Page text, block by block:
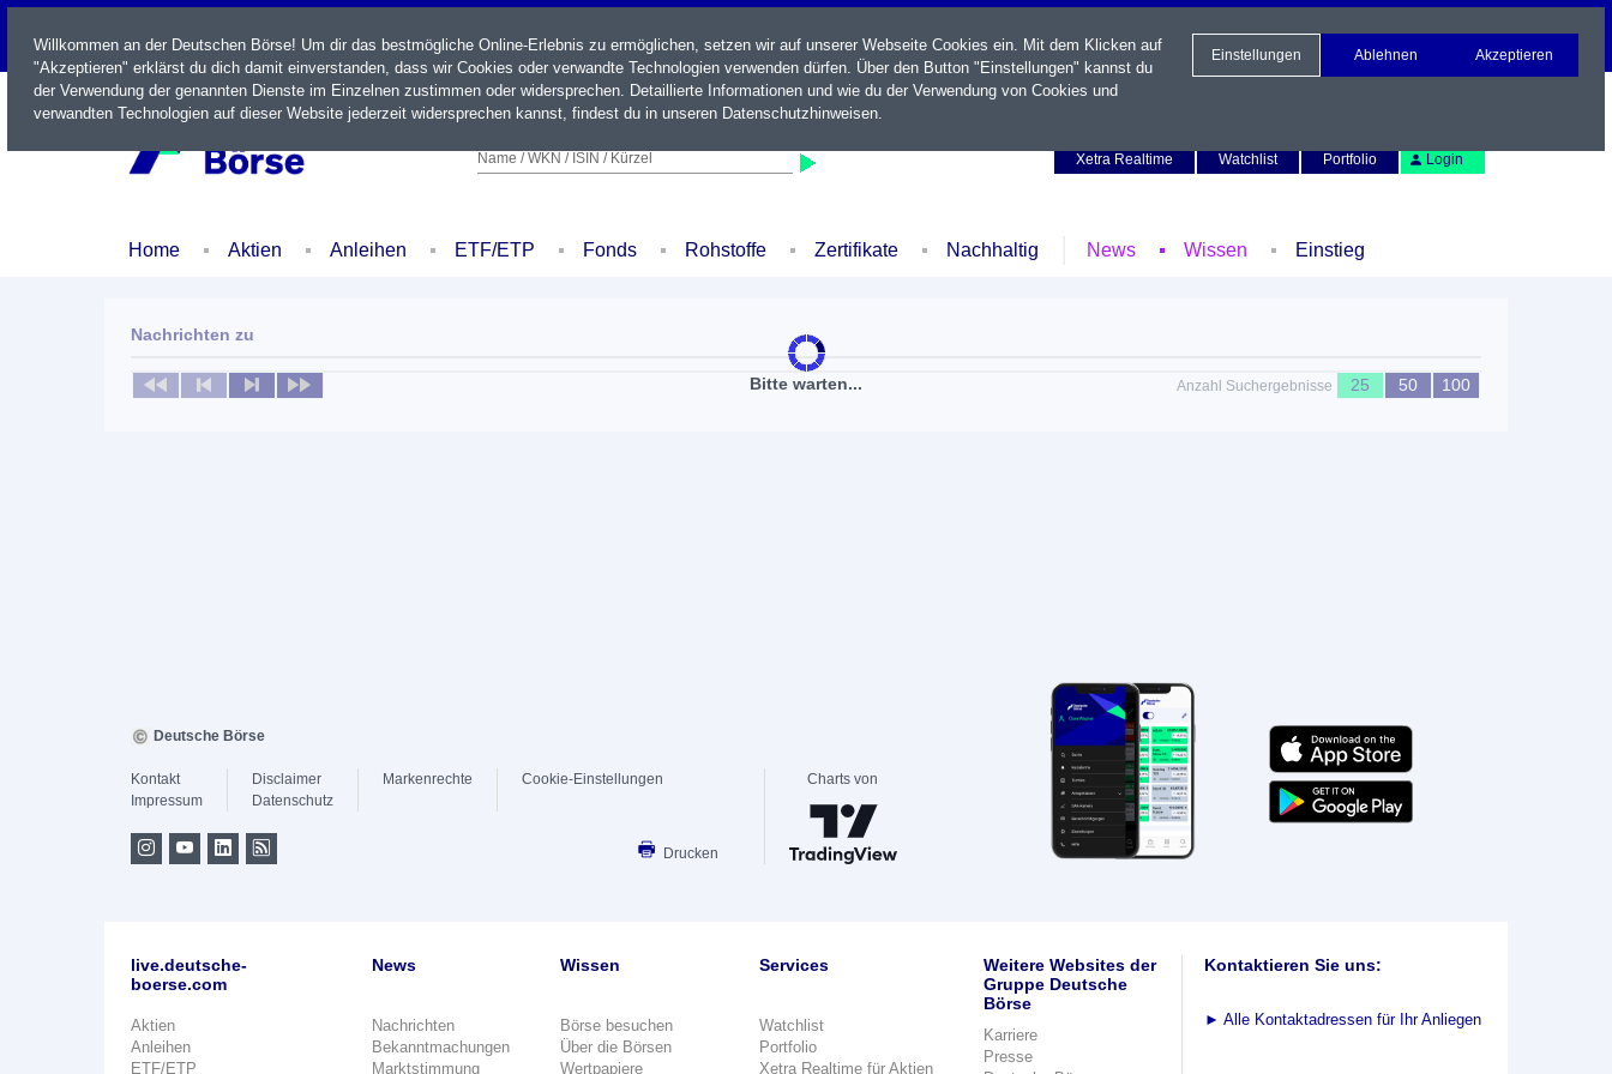
LIVE
Name / WKN / ISIN / Kürzel
Xetra Realtime
Watchlist Portfolio Login
Home Aktien Anleihen ETF/ETP Fonds Rohstoffe Zertifikate Nachhaltig News Wissen Einstieg
Bitte warten...
Nachrichten zu
Keine News verfügbar Anzahl Suchergebnisse 25 50 100
Willkommen an der Deutschen Börse! Um dir das bestmögliche Online-Erlebnis zu ermöglichen, setzen wir auf unserer Webseite Cookies ein. Mit dem Klicken auf
"Akzeptieren" erklärst du dich damit einverstanden, dass wir Cookies oder verwandte Technologien verwenden dürfen. Über den Button "Einstellungen" kannst du
der Verwendung der genannten Dienste im Einzelnen zustimmen oder widersprechen. Detaillierte Informationen und wie du der Verwendung von Cookies und
verwandten Technologien auf dieser Website jederzeit widersprechen kannst, findest du in unseren Datenschutzhinweisen.
Einstellungen Ablehnen Akzeptieren
Deutsche Börse
Kontakt
Impressum
Disclaimer
Datenschutz
Markenrechte Cookie-Einstellungen
Drucken
Charts von
live.deutsche-
boerse.com
Aktien
Anleihen
ETF/ETP
News
Nachrichten
Bekanntmachungen
Marktstimmung
Wissen
Börse besuchen
Über die Börsen
Wertpapiere
Services
Watchlist
Portfolio
Xetra Realtime für Aktien
Weitere Websites der
Gruppe Deutsche
Börse
Karriere
Presse
Kontaktieren Sie uns:
► Alle Kontaktadressen für Ihr Anliegen